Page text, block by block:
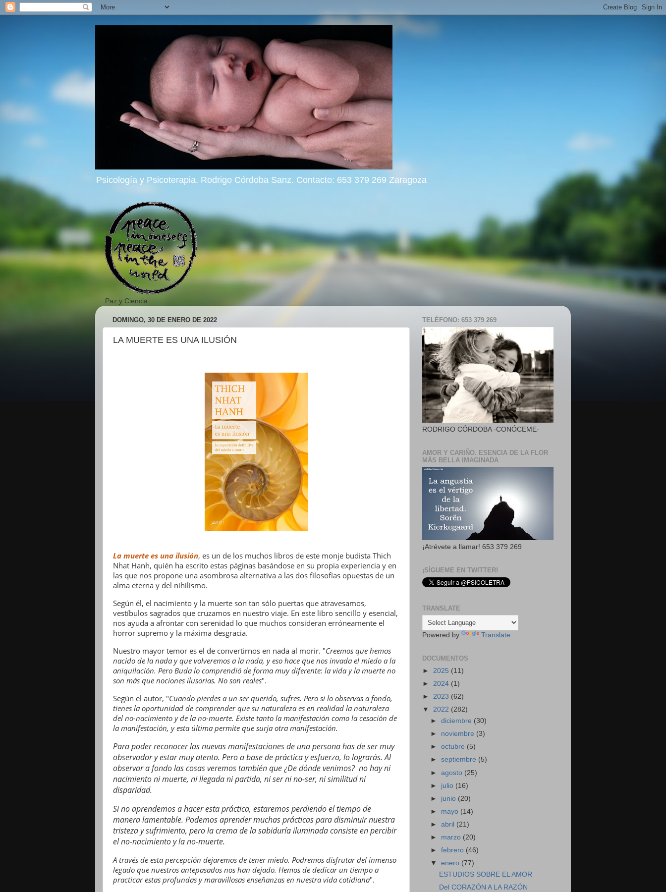
Psicología y Psicoterapia. Rodrigo Córdoba Sanz. Contacto: 653 379 269 Zaragoza
Paz y Ciencia
DOMINGO, 30 DE ENERO DE 2022
LA MUERTE ES UNA ILUSIÓN
La muerte es una ilusión, es un de los muchos libros de este monje budista Thich
Nhat Hanh, quién ha escrito estas páginas basándose en su propia experiencia y en
las que nos propone una asombrosa alternativa a las dos filosofías opuestas de un
alma eterna y del nihilismo.
Según él, el nacimiento y la muerte son tan sólo puertas que atravesamos,
vestíbulos sagrados que cruzamos en nuestro viaje. En este libro sencillo y esencial,
nos ayuda a afrontar con serenidad lo que muchos consideran erróneamente el
horror supremo y la máxima desgracia.
Nuestro mayor temor es el de convertirnos en nada al morir. "Creemos que hemos
nacido de la nada y que volveremos a la nada, y eso hace que nos invada el miedo a la
aniquilación. Pero Buda lo comprendió de forma muy diferente: la vida y la muerte no
son más que nociones ilusorias. No son reales".
Según el autor, "Cuando pierdes a un ser querido, sufres. Pero si lo observas a fondo,
tienes la oportunidad de comprender que su naturaleza es en realidad la naturaleza
del no-nacimiento y de la no-muerte. Existe tanto la manifestación como la cesación de
la manifestación, y esta última permite que surja otra manifestación.
Para poder reconocer las nuevas manifestaciones de una persona has de ser muy
observador y estar muy atento. Pero a base de práctica y esfuerzo, lo lograrás. Al
observar a fondo las cosas veremos también que ¿De dónde venimos? no hay ni
nacimiento ni muerte, ni llegada ni partida, ni ser ni no-ser, ni similitud ni
disparidad.
Si no aprendemos a hacer esta práctica, estaremos perdiendo el tiempo de
manera lamentable. Podemos aprender muchas prácticas para disminuir nuestra
tristeza y sufrimiento, pero la crema de la sabiduría iluminada consiste en percibir
el no-nacimiento y la no-muerte.
A través de esta percepción dejaremos de tener miedo. Podremos disfrutar del inmenso
legado que nuestros antepasados nos han dejado. Hemos de dedicar un tiempo a
practicar estas profundas y maravillosas enseñanzas en nuestra vida cotidiana".
TELÉFONO: 653 379 269
RODRIGO CÓRDOBA -CONÓCEME-
AMOR Y CARIÑO. ESENCIA DE LA FLOR
MÁS BELLA IMAGINADA
¡Atrévete a llamar! 653 379 269
¡SÍGUEME EN TWITTER!
TRANSLATE
Powered by Translate
DOCUMENTOS
► 2025 (11)
► 2024 (1)
► 2023 (62)
▼ 2022 (282)
►diciembre (30)
► noviembre (3)
►octubre (5)
►septiembre (5)
►agosto (25)
► julio (16)
► junio (20)
► mayo (14)
►abril (21)
► marzo (20)
►febrero (46)
▼enero (77)
ESTUDIOS SOBRE EL AMOR
Del CORAZÓN A LA RAZÓN